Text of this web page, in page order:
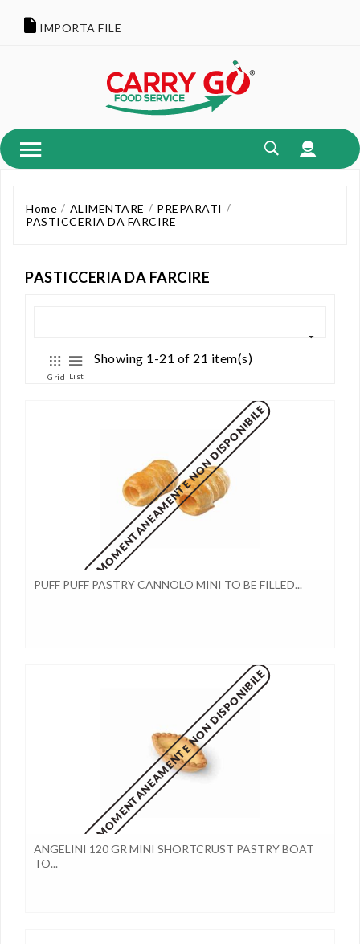
IMPORTA FILE
Home ALIMENTARE
PREPARATI
PASTICCERIA DA FARCIRE
PASTICCERIA DA FARCIRE
Grid List
Showing 1-21 of 21 item(s)
MOMENTANEAMENTE NON DISPONIBILE
PUFF PUFF PASTRY CANNOLO MINI TO BE FILLED...
MOMENTANEAMENTE NON DISPONIBILE
ANGELINI 120 GR MINI SHORTCRUST PASTRY BOAT
TO...